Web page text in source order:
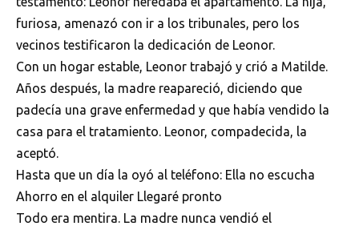
furiosa, amenazó con ir a los tribunales, pero los
vecinos testificaron la dedicación de Leonor.
Con un hogar estable, Leonor trabajó y crió a Matilde.
Años después, la madre reapareció, diciendo que
padecía una grave enfermedad y que había vendido la
casa para el tratamiento. Leonor, compadecida, la
aceptó.
Hasta que un día la oyó al teléfono: Ella no escucha
Ahorro en el alquiler Llegaré pronto
Todo era mentira. La madre nunca vendió el